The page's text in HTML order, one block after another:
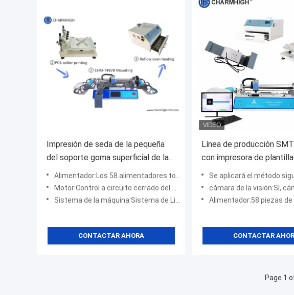
Impresión de seda de la pequeña
del soporte goma superficial de la
soldadura, CHMT48VB Chip
Mounter, cadena de producción de
SMT de la calefacción del PWB
Alimentador:Los 58 alimentadores totales (a la izquierda e a la derecha), pusieron más cintas
Motor:Control a circuito cerrado del motor de AXIS con el encolder
Sistema de la máquina:Sistema de Linux integrado
CONTACTAR AHORA
Línea de producción
con impresora de
Place Machine Oven de
Se aplicará el método siguiente::Control externo de PC
cámara de la visión:Sí, cámaras de visión
Alimentador:58 piezas de
CONTACTAR
Page 1